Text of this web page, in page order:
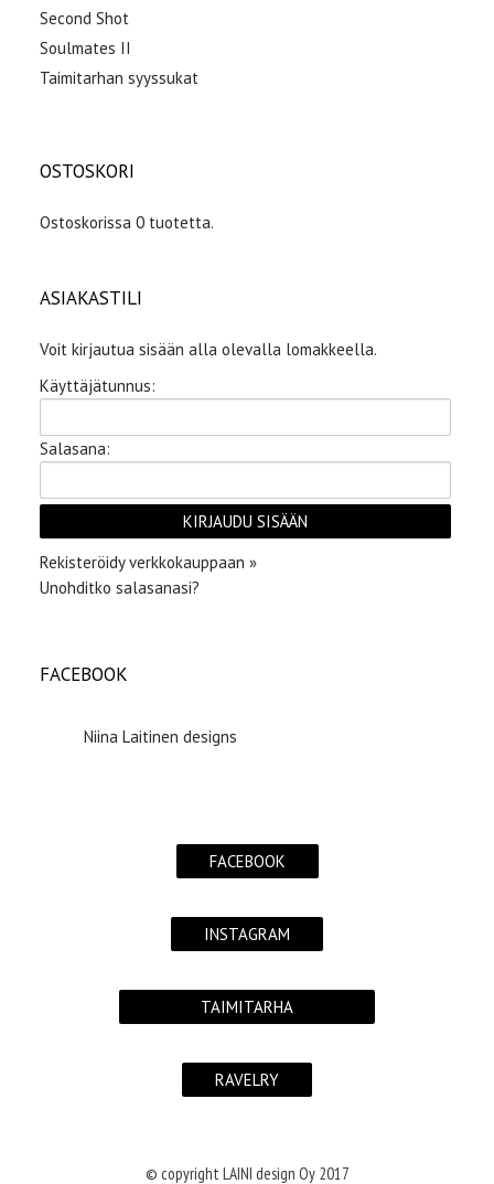
Second Shot
Soulmates II
Taimitarhan syyssukat
OSTOSKORI
Ostoskorissa 0 tuotetta.
ASIAKASTILI
Voit kirjautua sisään alla olevalla lomakkeella.
Käyttäjätunnus:
Salasana:
Rekisteröidy verkkokauppaan »
Unohditko salasanasi?
FACEBOOK
Niina Laitinen designs
FACEBOOK
INSTAGRAM
TAIMITARHA
RAVELRY
© copyright LAINI design Oy 2017